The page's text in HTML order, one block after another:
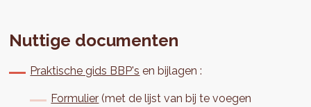
Nuttige documenten
Praktische gids BBP's en bijlagen :
Formulier (met de lijst van bij te voegen